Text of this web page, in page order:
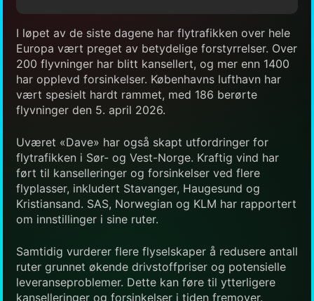
I løpet av de siste dagene har flytrafikken over hele
Europa vært preget av betydelige forstyrrelser. Over
200 flyvninger har blitt kansellert, og mer enn 1400
har opplevd forsinkelser. Københavns lufthavn har
vært spesielt hardt rammet, med 186 berørte
flyvninger den 5. april 2026.
Uværet «Dave» har også skapt utfordringer for
flytrafikken i Sør- og Vest-Norge. Kraftig vind har
ført til kanselleringer og forsinkelser ved flere
flyplasser, inkludert Stavanger, Haugesund og
Kristiansand. SAS, Norwegian og KLM har rapportert
om innstillinger i sine ruter.
Samtidig vurderer flere flyselskaper å redusere antall
ruter grunnet økende drivstoffpriser og potensielle
leveranseproblemer. Dette kan føre til ytterligere
kanselleringer og forsinkelser i tiden fremover.